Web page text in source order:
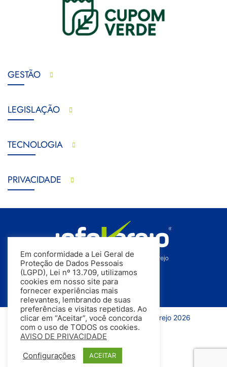
GESTÃO
LEGISLAÇÃO
TECNOLOGIA
PRIVACIDADE
Todos os direitos reservados | InfoVarejo 2026
Em conformidade a Lei Geral de
Proteção de Dados Pessoais
(LGPD), Lei nº 13.709, utilizamos
cookies em nosso site para
fornecer experiências mais
relevantes, lembrando de suas
preferências e visitas repetidas. Ao
clicar em “Aceitar”, você concorda
com o uso de TODOS os cookies.
AVISO DE PRIVACIDADE
Configurações ACEITAR